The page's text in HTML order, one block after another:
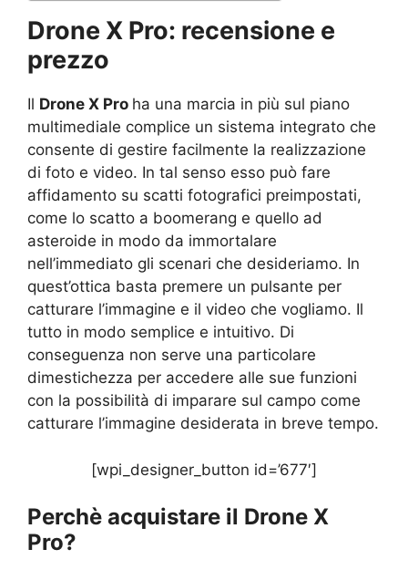
Drone X Pro: recensione e
prezzo
Il Drone X Pro ha una marcia in più sul piano
multimediale complice un sistema integrato che
consente di gestire facilmente la realizzazione
di foto e video. In tal senso esso può fare
affidamento su scatti fotografici preimpostati,
come lo scatto a boomerang e quello ad
asteroide in modo da immortalare
nell’immediato gli scenari che desideriamo. In
quest’ottica basta premere un pulsante per
catturare l’immagine e il video che vogliamo. Il
tutto in modo semplice e intuitivo. Di
conseguenza non serve una particolare
dimestichezza per accedere alle sue funzioni
con la possibilità di imparare sul campo come
catturare l’immagine desiderata in breve tempo.
[wpi_designer_button id=’677′]
Perchè acquistare il Drone X
Pro?